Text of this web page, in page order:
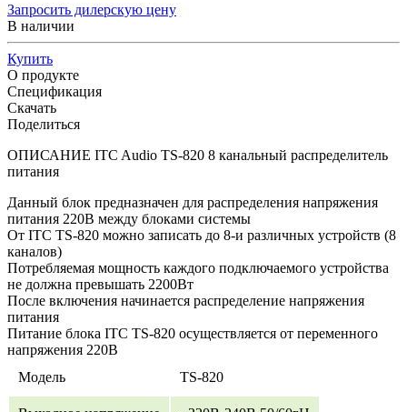
Запросить дилерскую цену
В наличии
Купить
О продукте
Спецификация
Скачать
Поделиться
ОПИСАНИЕ ITC Audio TS-820 8 канальный распределитель
питания
Данный блок предназначен для распределения напряжения
питания 220В между блоками системы
От ITC TS-820 можно записать до 8-и различных устройств (8
каналов)
Потребляемая мощность каждого подключаемого устройства
не должна превышать 2200Вт
После включения начинается распределение напряжения
питания
Питание блока ITC TS-820 осуществляется от переменного
напряжения 220В
Модель
TS-820